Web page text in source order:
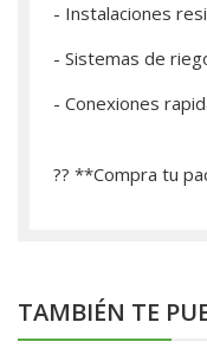
- Instalaciones
- Sistemas de
- Conexiones
?? **­Compra tu
TAMBIÉN TE